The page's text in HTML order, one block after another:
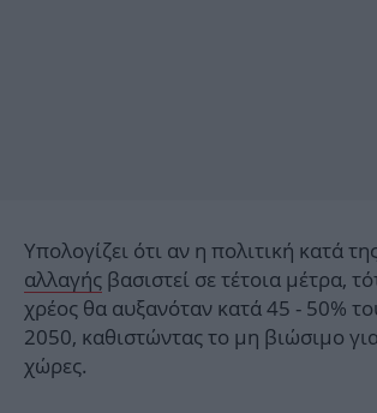
Υπολογίζει ότι αν η πολιτική κατά
αλλαγής βασιστεί σε τέτοια μέτρα,
χρέος θα αυξανόταν κατά 45 - 50%
2050, καθιστώντας το μη βιώσιμο
χώρες.